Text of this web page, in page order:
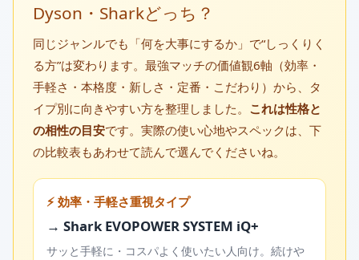
Dyson・Sharkどっち？
同じジャンルでも「何を大事にするか」で“しっくりく
る方”は変わります。最強マッチの価値観6軸（効率・
手軽さ・本格度・新しさ・定番・こだわり）から、タ
イプ別に向きやすい方を整理しました。 これは性格と
の相性の目安です。実際の使い心地やスペックは、下
の比較表もあわせて読んで選んでくださいね。
⚡ 効率・手軽さ重視タイプ
→ Shark EVOPOWER SYSTEM iQ+
サッと手軽に・コスパよく使いたい人向け。続けや